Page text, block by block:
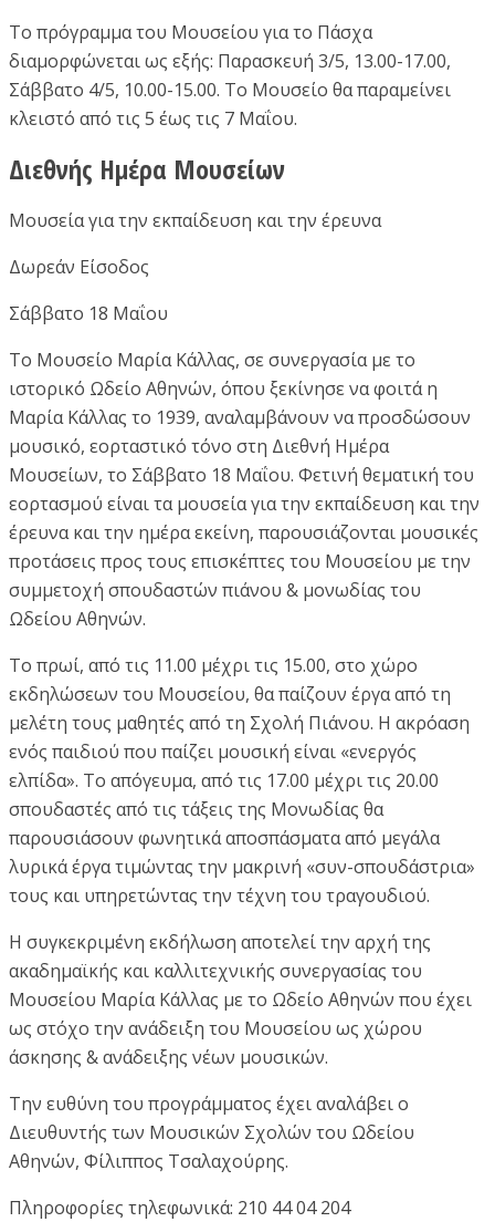
Το πρόγραμμα του Μουσείου για το Πάσχα
διαμορφώνεται ως εξής: Παρασκευή 3/5, 13.00-17.00,
Σάββατο 4/5, 10.00-15.00. Το Μουσείο θα παραμείνει
κλειστό από τις 5 έως τις 7 Μαΐου.
Διεθνής Ημέρα Μουσείων
Μουσεία για την εκπαίδευση και την έρευνα
Δωρεάν Είσοδος
Σάββατο 18 Μαΐου
Το Μουσείο Μαρία Κάλλας, σε συνεργασία με το
ιστορικό Ωδείο Αθηνών, όπου ξεκίνησε να φοιτά η
Μαρία Κάλλας το 1939, αναλαμβάνουν να προσδώσουν
μουσικό, εορταστικό τόνο στη Διεθνή Ημέρα
Μουσείων, το Σάββατο 18 Μαΐου. Φετινή θεματική του
εορτασμού είναι τα μουσεία για την εκπαίδευση και την
έρευνα και την ημέρα εκείνη, παρουσιάζονται μουσικές
προτάσεις προς τους επισκέπτες του Μουσείου με την
συμμετοχή σπουδαστών πιάνου & μονωδίας του
Ωδείου Αθηνών.
Το πρωί, από τις 11.00 μέχρι τις 15.00, στο χώρο
εκδηλώσεων του Μουσείου, θα παίζουν έργα από τη
μελέτη τους μαθητές από τη Σχολή Πιάνου. Η ακρόαση
ενός παιδιού που παίζει μουσική είναι «ενεργός
ελπίδα». Το απόγευμα, από τις 17.00 μέχρι τις 20.00
σπουδαστές από τις τάξεις της Μονωδίας θα
παρουσιάσουν φωνητικά αποσπάσματα από μεγάλα
λυρικά έργα τιμώντας την μακρινή «συν-σπουδάστρια»
τους και υπηρετώντας την τέχνη του τραγουδιού.
Η συγκεκριμένη εκδήλωση αποτελεί την αρχή της
ακαδημαϊκής και καλλιτεχνικής συνεργασίας του
Μουσείου Μαρία Κάλλας με το Ωδείο Αθηνών που έχει
ως στόχο την ανάδειξη του Μουσείου ως χώρου
άσκησης & ανάδειξης νέων μουσικών.
Την ευθύνη του προγράμματος έχει αναλάβει ο
Διευθυντής των Μουσικών Σχολών του Ωδείου
Αθηνών, Φίλιππος Τσαλαχούρης.
Πληροφορίες τηλεφωνικά: 210 44 04 204